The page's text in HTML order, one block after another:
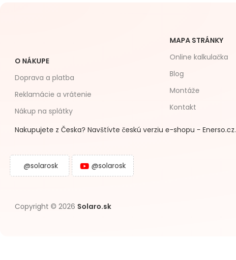
O NÁKUPE
Doprava a platba
Reklamácie a vrátenie
Nákup na splátky
MAPA STRÁNKY
Online kalkulačka
Blog
Montáže
Kontakt
Nakupujete z Česka? Navštívte českú verziu e-shopu - Enerso.cz.
@solarosk @solarosk
Copyright © 2026 Solaro.sk